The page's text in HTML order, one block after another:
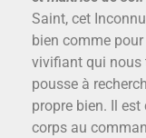
Saint, cet
bien comme
vivifiant qui nous
pousse à
propre bien. Il
corps au